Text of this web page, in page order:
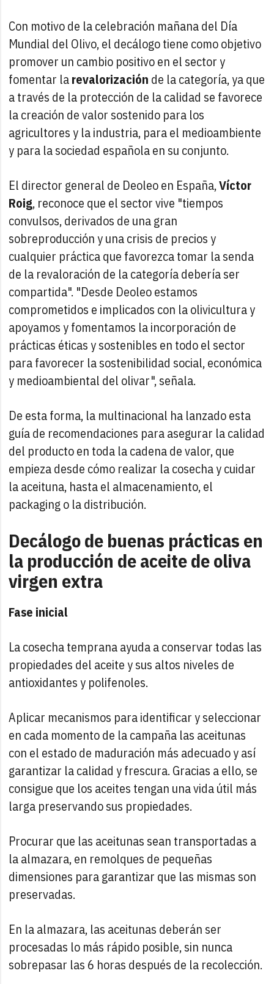
Con motivo de la celebración mañana del Día
Mundial del Olivo, el decálogo tiene como objetivo
promover un cambio positivo en el sector y
fomentar larevalorización de la categoría, ya que
a través de la protección de la calidad se favorece
la creación de valor sostenido para los
agricultores y la industria, para el medioambiente
y para la sociedad española en su conjunto.
El director general de Deoleo en España,Víctor
Roig, reconoce que el sector vive "tiempos
convulsos, derivados de una gran
sobreproducción y una crisis de precios y
cualquier práctica que favorezca tomar la senda
de la revaloración de la categoría debería ser
compartida". "Desde Deoleo estamos
comprometidos e implicados con la olivicultura y
apoyamos y fomentamos la incorporación de
prácticas éticas y sostenibles en todo el sector
para favorecer la sostenibilidad social, económica
y medioambiental del olivar", señala.
De esta forma, la multinacional ha lanzado esta
guía de recomendaciones para asegurar la calidad
del producto en toda la cadena de valor, que
empieza desde cómo realizar la cosecha y cuidar
la aceituna, hasta el almacenamiento, el
packaging o la distribución.
Decálogo de buenas prácticas en
la producción de aceite de oliva
virgen extra
Fase inicial
La cosecha temprana ayuda a conservar todas las
propiedades del aceite y sus altos niveles de
antioxidantes y polifenoles.
Aplicar mecanismos para identificar y seleccionar
en cada momento de la campaña las aceitunas
con el estado de maduración más adecuado y así
garantizar la calidad y frescura. Gracias a ello, se
consigue que los aceites tengan una vida útil más
larga preservando sus propiedades.
Procurar que las aceitunas sean transportadas a
la almazara, en remolques de pequeñas
dimensiones para garantizar que las mismas son
preservadas.
En la almazara, las aceitunas deberán ser
procesadas lo más rápido posible, sin nunca
sobrepasar las 6 horas después de la recolección.